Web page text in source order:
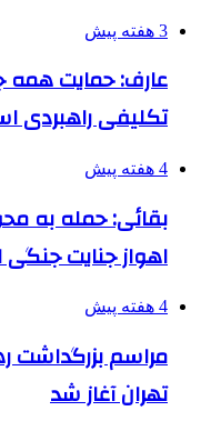
3 هفته پیش
عارف: حمایت همه
تکلیفی راهبردی
4 هفته پیش
بقائی: حمله به
اهواز جنایت
4 هفته پیش
مراسم بزرگداشت
تهران آغاز شد